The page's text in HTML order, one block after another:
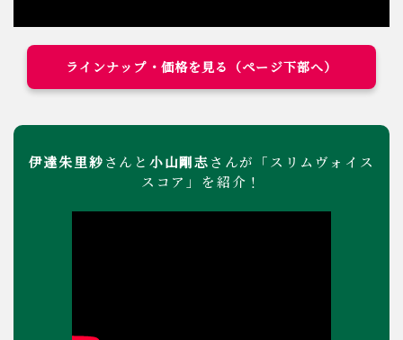
ラインナップ・価格を見る（ページ下部へ）
伊達朱里紗 さんと 小山剛志 さんが「スリムヴォイス
スコア」を紹介！